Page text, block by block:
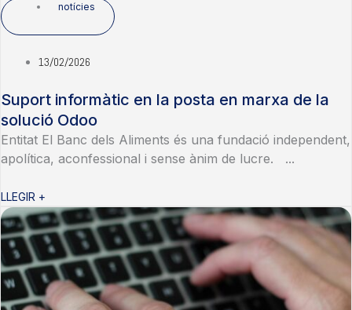
notícies
13/02/2026
Suport informàtic en la posta en marxa de la
solució Odoo
Entitat El Banc dels Aliments és una fundació independent,
apolítica, aconfessional i sense ànim de lucre. ...
LLEGIR +